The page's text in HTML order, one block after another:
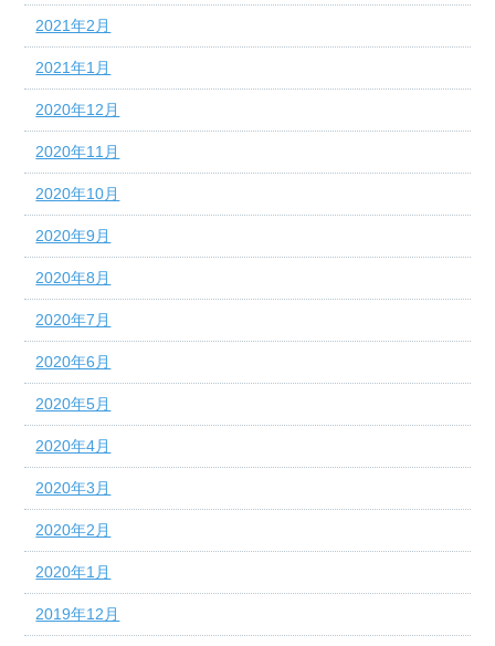
2021年2月
2021年1月
2020年12月
2020年11月
2020年10月
2020年9月
2020年8月
2020年7月
2020年6月
2020年5月
2020年4月
2020年3月
2020年2月
2020年1月
2019年12月